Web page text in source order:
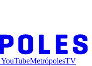
YouTubeMetrópolesTV